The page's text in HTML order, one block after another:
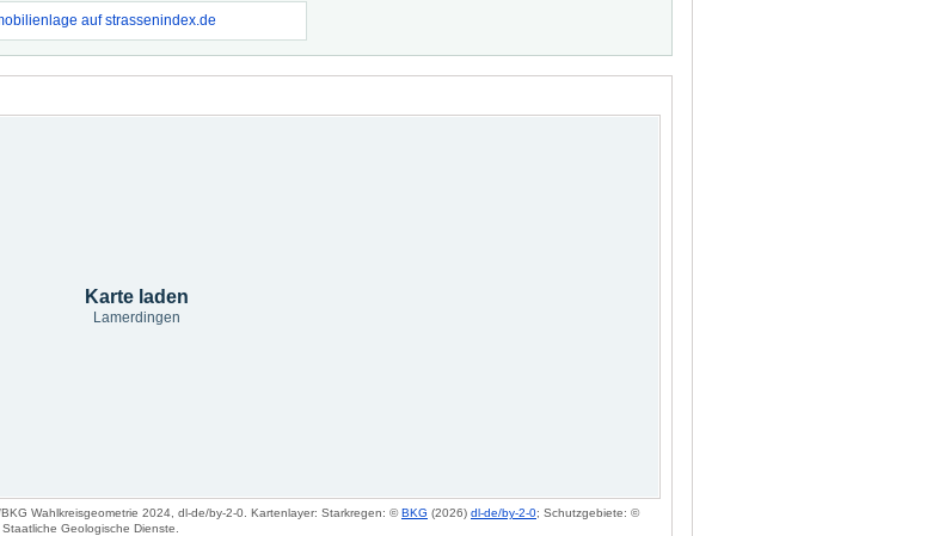
auf strassenindex.de
Karte laden
Lamerdingen
Wahlkreisgeometrie 2024, dl-de/by-2-0. Kartenlayer: Starkregen: ©BKG (2026) dl-de/by-2-0; Schutzgebiete: ©
Geologische Dienste.